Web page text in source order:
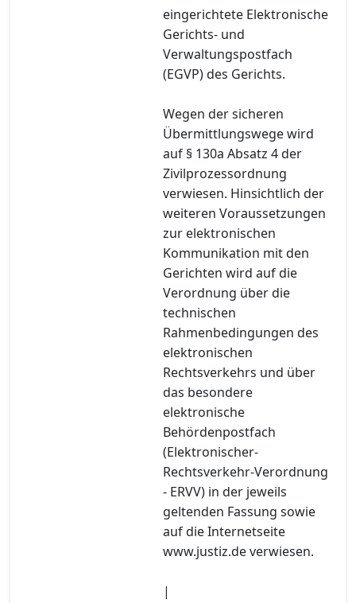
eingerichtete Elektronische
Gerichts- und
Verwaltungspostfach
(EGVP) des Gerichts.
Wegen der sicheren
Übermittlungswege wird
auf § 130a Absatz 4 der
Zivilprozessordnung
verwiesen. Hinsichtlich der
weiteren Voraussetzungen
zur elektronischen
Kommunikation mit den
Gerichten wird auf die
Verordnung über die
technischen
Rahmenbedingungen des
elektronischen
Rechtsverkehrs und über
das besondere
elektronische
Behördenpostfach
(Elektronischer-
Rechtsverkehr-Verordnung
- ERVV) in der jeweils
geltenden Fassung sowie
auf die Internetseite
www.justiz.de verwiesen.
|